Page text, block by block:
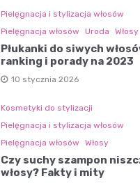
Pielęgnacja i stylizacja włosów
Pielęgnacja włosów
Uroda Włosy
Płukanki do siwych
ranking i porady na 2023
10 stycznia 2026
Kosmetyki do stylizacji
Pielęgnacja i stylizacja włosów
Pielęgnacja włosów
Włosy
Czy suchy szampon
włosy? Fakty i mity